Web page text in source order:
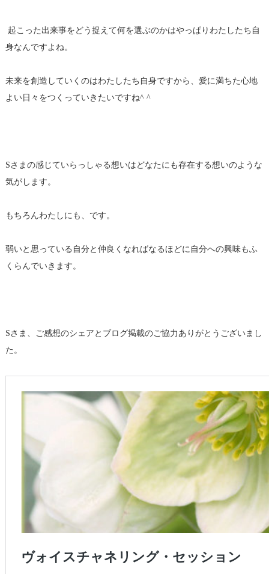
起こった出来事をどう捉えて何を選ぶのかはやっぱりわたしたち自
身なんですよね。
未来を創造していくのはわたしたち自身ですから、愛に満ちた心地
よい日々をつくっていきたいですね^ ^
Sさまの感じていらっしゃる想いはどなたにも存在する想いのような
気がします。
もちろんわたしにも、です。
弱いと思っている自分と仲良くなればなるほどに自分への興味もふ
くらんでいきます。
Sさま、ご感想のシェアとブログ掲載のご協力ありがとうございまし
た。